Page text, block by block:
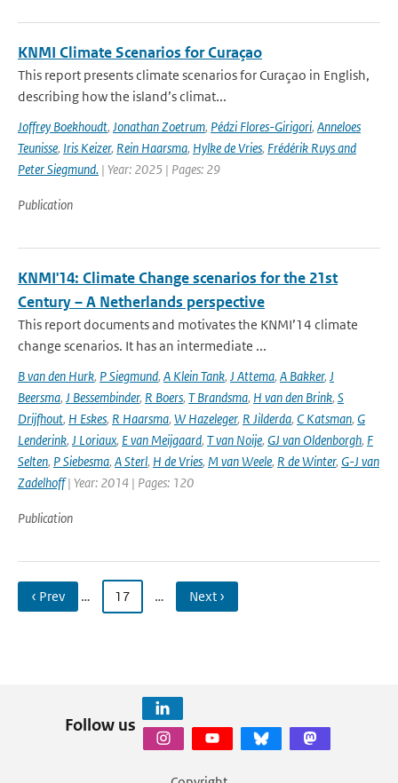
KNMI Climate Scenarios for Curaçao
This report presents climate scenarios for Curaçao in English,
describing how the island’s climat...
Joffrey Boekhoudt, Jonathan Zoetrum, Pédzi Flores-Girigori, Anneloes
Teunisse, Iris Keizer, Rein Haarsma, Hylke de Vries, Frédérik Ruys and
Peter Siegmund. | Year: 2025 | Pages: 29
Publication
KNMI'14: Climate Change scenarios for the 21st
Century – A Netherlands perspective
This report documents and motivates the KNMI’14 climate
change scenarios. It has an intermediate ...
B van den Hurk, P Siegmund, A Klein Tank, J Attema, A Bakker, J
Beersma, J Bessembinder, R Boers, T Brandsma, H van den Brink, S
Drijfhout, H Eskes, R Haarsma, W Hazeleger, R Jilderda, C Katsman, G
Lenderink, J Loriaux, E van Meijgaard, T van Noije, GJ van Oldenborgh, F
Selten, P Siebesma, A Sterl, H de Vries, M van Weele, R de Winter, G-J van
Zadelhoff| Year: 2014 | Pages: 120
Publication
‹ Prev … 17 … Next ›
Follow us